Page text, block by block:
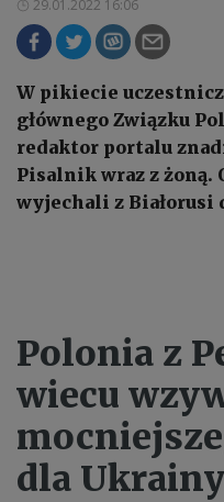
29.01.2022 16:06
W pikiecie
głównego Związku
redaktor portalu
Pisalnik wraz z żoną.
wyjechali z Białorusi
Polonia z
wiecu
dla Ukrainy